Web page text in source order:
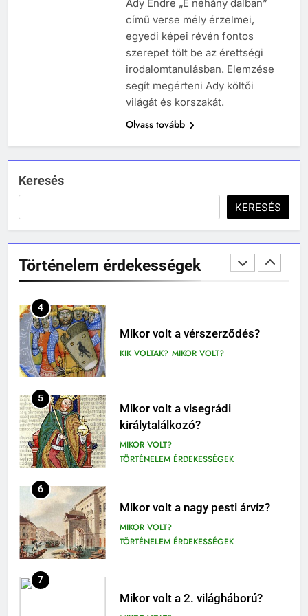
Ady Endre „E néhány dalban”
című verse mély érzelmei,
egyedi képei révén fontos
szerepet tölt be az érettségi
irodalomtanulásban. Elemzése
segít megérteni Ady költői
világát és korszakát.
Olvass tovább
Keresés
KERESÉS
Történelem érdekességek
TÖRTÉNELEM ÉRDEKESSÉGEK
Ki volt Zeusz?
KIK VOLTAK?
TÖRTÉNELEM ÉRDEKESSÉGEK
Mikor volt a thermopülai csata?
MIKOR VOLT?
3
Mikor volt a nyugatrómai
birodalom bukása?
MIKOR VOLT?
TÖRTÉNELEM ÉRDEKESSÉGEK
4
Mikor volt a vérszerződés?
KIK VOLTAK? MIKOR VOLT?
5
Mikor volt a visegrádi
királytalálkozó?
MIKOR VOLT?
TÖRTÉNELEM ÉRDEKESSÉGEK
6
Mikor volt a nagy pesti árvíz?
MIKOR VOLT?
TÖRTÉNELEM ÉRDEKESSÉGEK
7
Mikor volt a 2. világháború?
Gárdonyi Géza: Az egri csillagok
olvasónapló
Móricz Zsigmond: Úri muri
olvasónapló
9-12. OSZTÁLY OLVASÓNAPLÓ
1-4. OSZTÁLY OLVASÓNAPLÓ
olvasónapló
5. OSZTÁLY OLVASÓNAPLÓ
OLVASÓNAPLÓK
A jó palócok (elemzés)
ELEMZÉSEK-VERSELEMZÉS
OLVASÓNAPLÓK
olvasónapló